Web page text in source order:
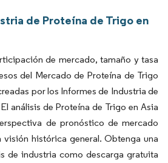
de Proteína de Trigo en
de mercado, tamaño y tasa
del Mercado de Proteína de Trigo
por los Informes de Industria de
análisis de Proteína de Trigo en Asia
de pronóstico de mercado
visión histórica general. Obtenga una
de industria como descarga gratuita